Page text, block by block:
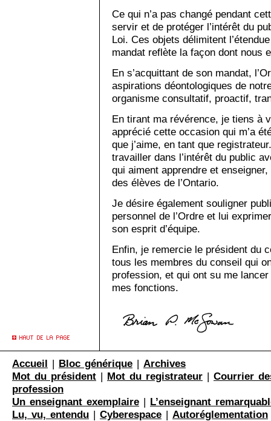
Ce qui n’a pas changé pendant
servir et de protéger l’intérêt du
Loi. Ces objets délimitent
mandat reflète la façon dont nous
En s’acquittant de son mandat,
aspirations déontologiques de
organisme consultatif, proactif,
En tirant ma révérence, je tiens à
apprécié cette occasion qui m’a
que j’aime, en tant que
travailler dans l’intérêt du public
qui aiment apprendre et
des élèves de l’Ontario.
Je désire également souligner
personnel de l’Ordre et lui
son esprit d’équipe.
Enfin, je remercie le président du
tous les membres du conseil qui
profession, et qui ont su me
mes fonctions.
Accueil | Bloc générique | Archives
Mot du président | Mot du registrateur | Courrier
profession
Un enseignant exemplaire | L’enseignant
Lu, vu, entendu | Cyberespace | Autoréglementation